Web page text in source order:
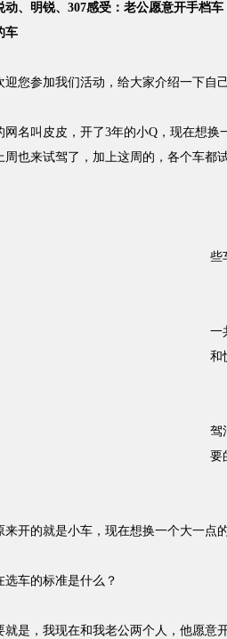
动、明锐、307感受：老公愿意开手档
车
参加我们活动，给大家介绍一下自
叫皮皮，开了3年的小Q，现在想换
周也来试驾了，加上这周的，各个车都
些
一
和
驾
要
开的就是小车，现在想换一个大一点的
车的标准是什么？
，我现在和我老公两个人，他愿意